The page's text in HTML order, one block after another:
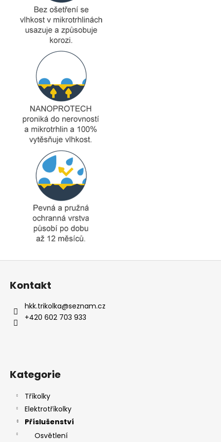
Kontakt
hkk.trikolka@seznam.cz
+420 602 703 933
Kategorie
Tříkolky
Elektrotříkolky
Příslušenství
Osvětlení